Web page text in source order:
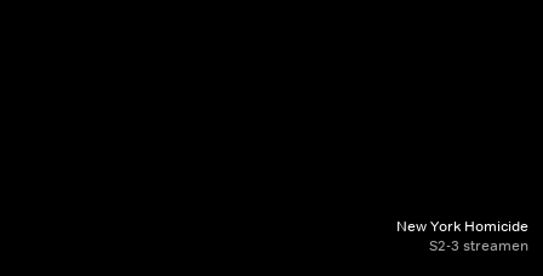
New York Homicide
S2-3 streamen